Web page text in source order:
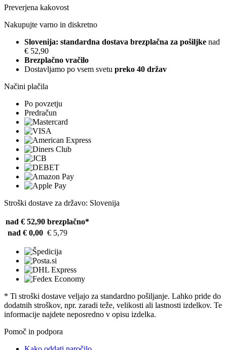
Preverjena kakovost
Nakupujte varno in diskretno
Slovenija: standardna dostava brezplačna za pošiljke nad
€ 52,90
Brezplačno vračilo
Dostavljamo po vsem svetu preko 40 držav
Načini plačila
Po povzetju
Predračun
Stroški dostave za državo: Slovenija
nad € 52,90 brezplačno*
nad € 0,00 € 5,79
* Ti stroški dostave veljajo za standardno pošiljanje. Lahko pride do
dodatnih stroškov, npr. zaradi teže, velikosti ali lastnosti izdelkov. Te
informacije najdete neposredno v opisu izdelka.
Pomoč in podpora